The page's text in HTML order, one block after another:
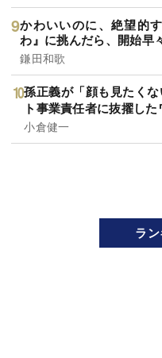
かわいいのに、絶望的
わ』に挑んだら、開始早
鎌田和歌
孫正義が「顔も見たく
ト事業責任者に抜擢した
小倉健一
ラ